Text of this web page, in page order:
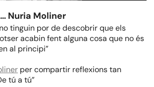
Nuria Moliner
tinguin por de descobrir que els
acabin fent alguna cosa que no és
al principi”
per compartir reflexions tan
tú a tú”